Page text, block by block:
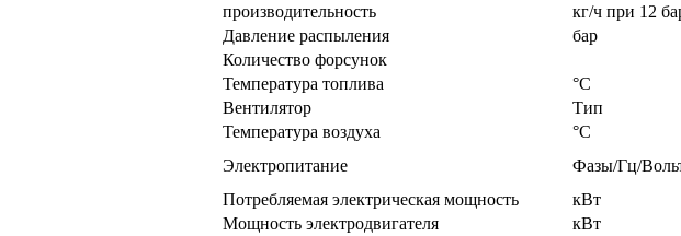
производительность
кг/ч при 12
Давление распыления
бар
Количество форсунок
Температура топлива
°С
Вентилятор
Тип
Температура воздуха
°С
Электропитание
Фазы/Гц/
Потребляемая электрическая мощность
кВт
Мощность электродвигателя
кВт